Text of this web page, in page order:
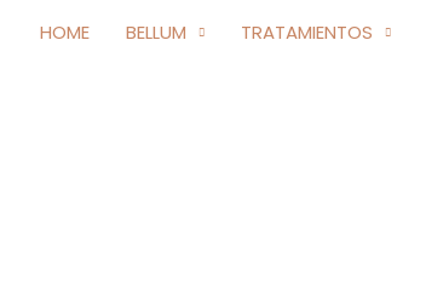
HOME BELLUM TRATAMIENTOS